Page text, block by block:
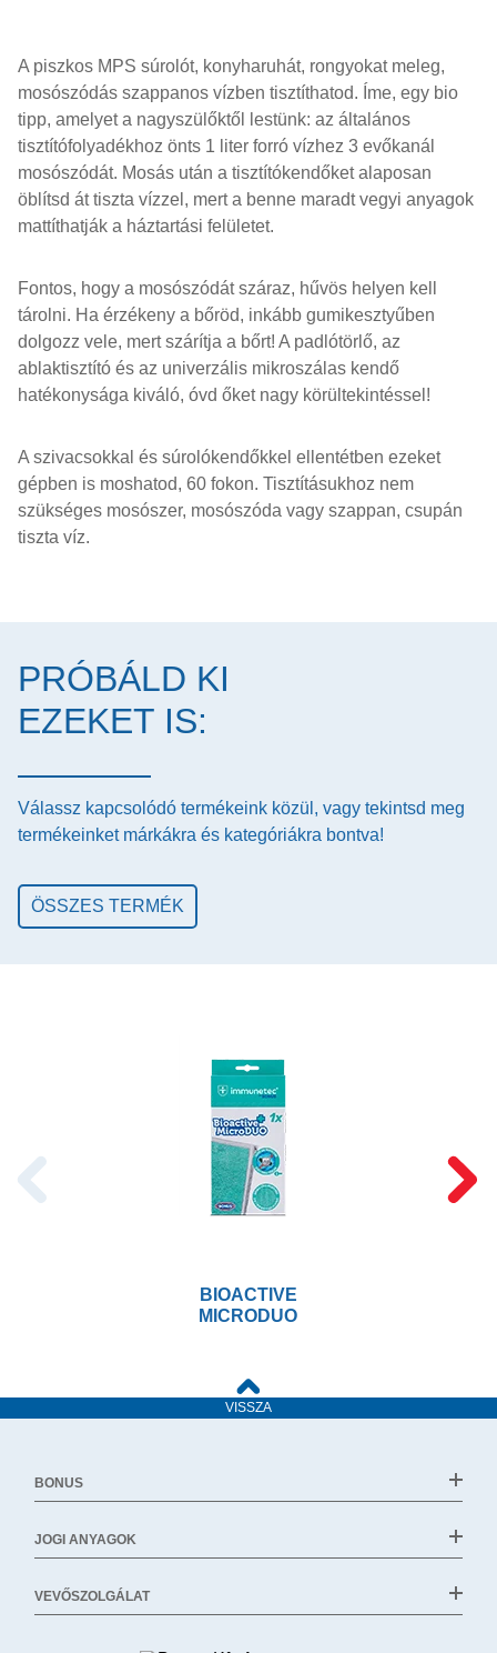
A piszkos MPS súrolót, konyharuhát, rongyokat meleg,
mosószódás szappanos vízben tisztíthatod. Íme, egy bio
tipp, amelyet a nagyszülőktől lestünk: az általános
tisztítófolyadékhoz önts 1 liter forró vízhez 3 evőkanál
mosószódát. Mosás után a tisztítókendőket alaposan
öblítsd át tiszta vízzel, mert a benne maradt vegyi anyagok
mattíthatják a háztartási felületet.
Fontos, hogy a mosószódát száraz, hűvös helyen kell
tárolni. Ha érzékeny a bőröd, inkább gumikesztyűben
dolgozz vele, mert szárítja a bőrt! A padlótörlő, az
ablaktisztító és az univerzális mikroszálas kendő
hatékonysága kiváló, óvd őket nagy körültekintéssel!
A szivacsokkal és súrolókendőkkel ellentétben ezeket
gépben is moshatod, 60 fokon. Tisztításukhoz nem
szükséges mosószer, mosószóda vagy szappan, csupán
tiszta víz.
PRÓBÁLD KI
EZEKET IS:
Válassz kapcsolódó termékeink közül, vagy tekintsd meg
termékeinket márkákra és kategóriákra bontva!
ÖSSZES TERMÉK
BIOACTIVE
MICRODUO
VISSZA
BONUS
JOGI ANYAGOK
VEVŐSZOLGÁLAT